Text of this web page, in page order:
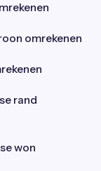
omrekenen
rand
won